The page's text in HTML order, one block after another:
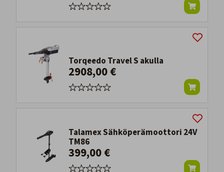
Torqeedo Travel S akulla
2908,00 €
Talamex Sähköperämoottori 24V
TM86
399,00 €